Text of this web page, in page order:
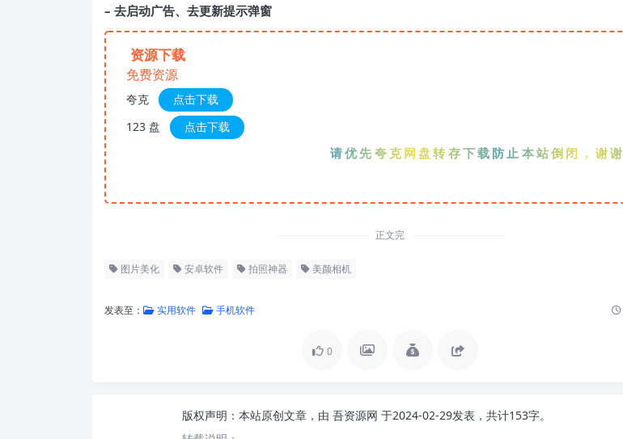
– 去启动广告、去更新提示弹窗
资源下载
免费资源
夸克
点击下载
123 盘
点击下载
请优先夸克网盘转存下载防止本站倒闭，谢谢！！！
正文完
图片美化 安卓软件 拍照神器 美颜相机
发表至： 实用软件 手机软件
0
版权声明： 本站原创文章，由 吾资源网 于2024-02-29发表，共计153字。